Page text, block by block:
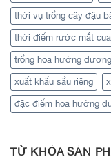
thời vụ trồng cây đậu
thời điểm rước mắt
trồng hoa hướng
xuất khẩu sầu riêng
đặc điểm hoa hướng
TỪ KHÓA SẢN